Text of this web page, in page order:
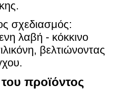
σχεδιασμός:
λαβή - κόκκινο
βελτιώνοντας
προϊόντος